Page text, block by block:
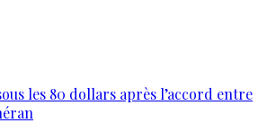
les 80 dollars après l’accord entre